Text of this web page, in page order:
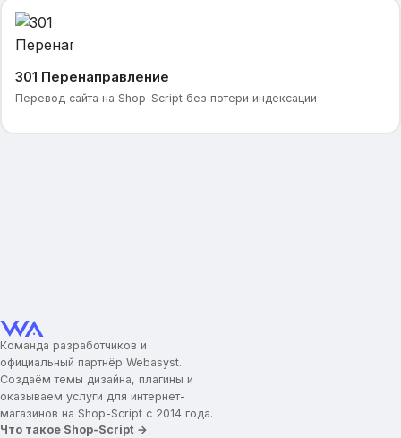
301 Перенаправление
Перевод сайта на Shop-Script без потери индексации
Команда разработчиков и
официальный партнёр Webasyst.
Создаём темы дизайна, плагины и
оказываем услуги для интернет-
магазинов на Shop-Script с 2014 года.
Что такое Shop-Script →